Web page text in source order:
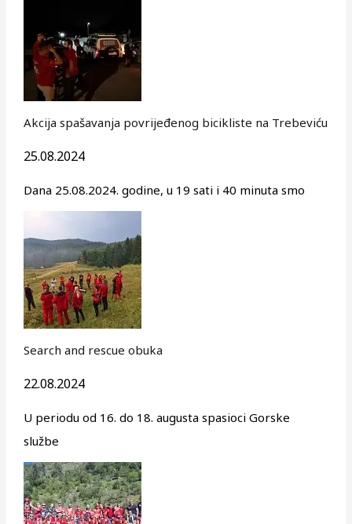
Akcija spašavanja povrijeđenog bicikliste na Trebeviću
25.08.2024
Dana 25.08.2024. godine, u 19 sati i 40 minuta smo
Search and rescue obuka
22.08.2024
U periodu od 16. do 18. augusta spasioci Gorske
službe